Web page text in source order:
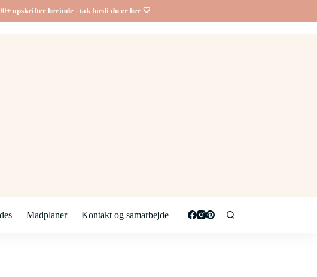
opskrifter herinde - tak fordi du er her 🤍
Madplaner Kontakt og samarbejde